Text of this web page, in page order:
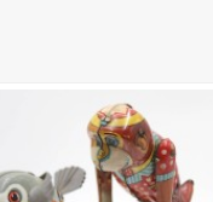
Gütern vermischt
Versiegelung nach der